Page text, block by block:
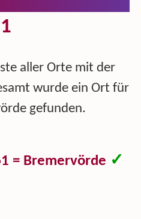
aller Orte mit der
wurde ein Ort für
gefunden.
= Bremervörde ✓